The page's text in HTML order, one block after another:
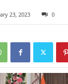
23, 2023 0